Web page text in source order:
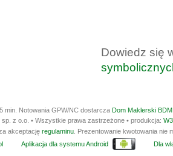
Dowiedz się
min. Notowania GPW/NC dostarcza Dom Maklerski
z o.o. • Wszystkie prawa zastrzeżone • produkcja:
akceptację regulaminu . Prezentowanie kwotowania
Aplikacja dla systemu Android Dla